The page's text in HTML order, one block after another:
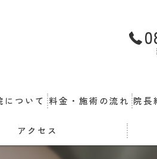
について 料金・施術の流れ 院長
アクセス